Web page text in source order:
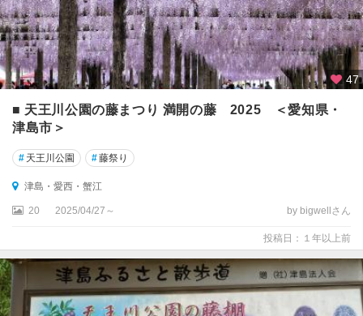
47
■ 天王川公園の藤まつり 満開の藤 2025 ＜愛知県・
津島市＞
# 天王川公園 #藤祭り
津島・愛西・蟹江
20 2025/04/27～ by bigwellさん
投稿日：１年以上前